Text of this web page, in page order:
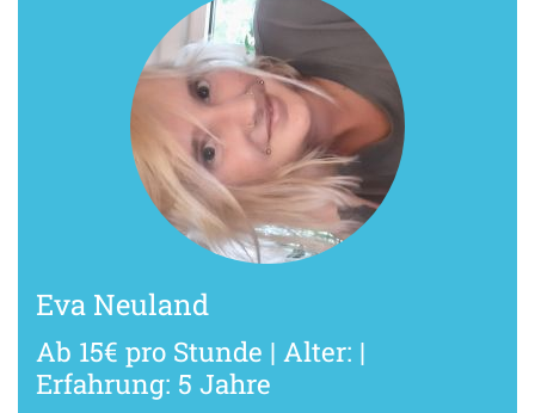
Eva Neuland
Ab 15€ pro Stunde | Alter: |
Erfahrung: 5 Jahre